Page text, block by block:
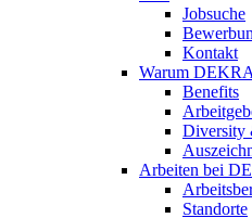
Jobsuche
Kontakt
Warum DEKRA
Benefits
Diversity
Arbeiten bei
Standorte